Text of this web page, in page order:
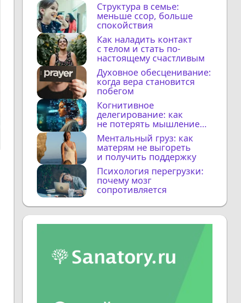
Структура в семье:
меньше ссор, больше
спокойствия
Как наладить контакт
с телом и стать по-
настоящему счастливым
Духовное обесценивание:
когда вера становится
побегом
Когнитивное
делегирование: как
не потерять мышление
с ИИ
Ментальный груз: как
матерям не выгореть
и получить поддержку
Психология перегрузки:
почему мозг
сопротивляется